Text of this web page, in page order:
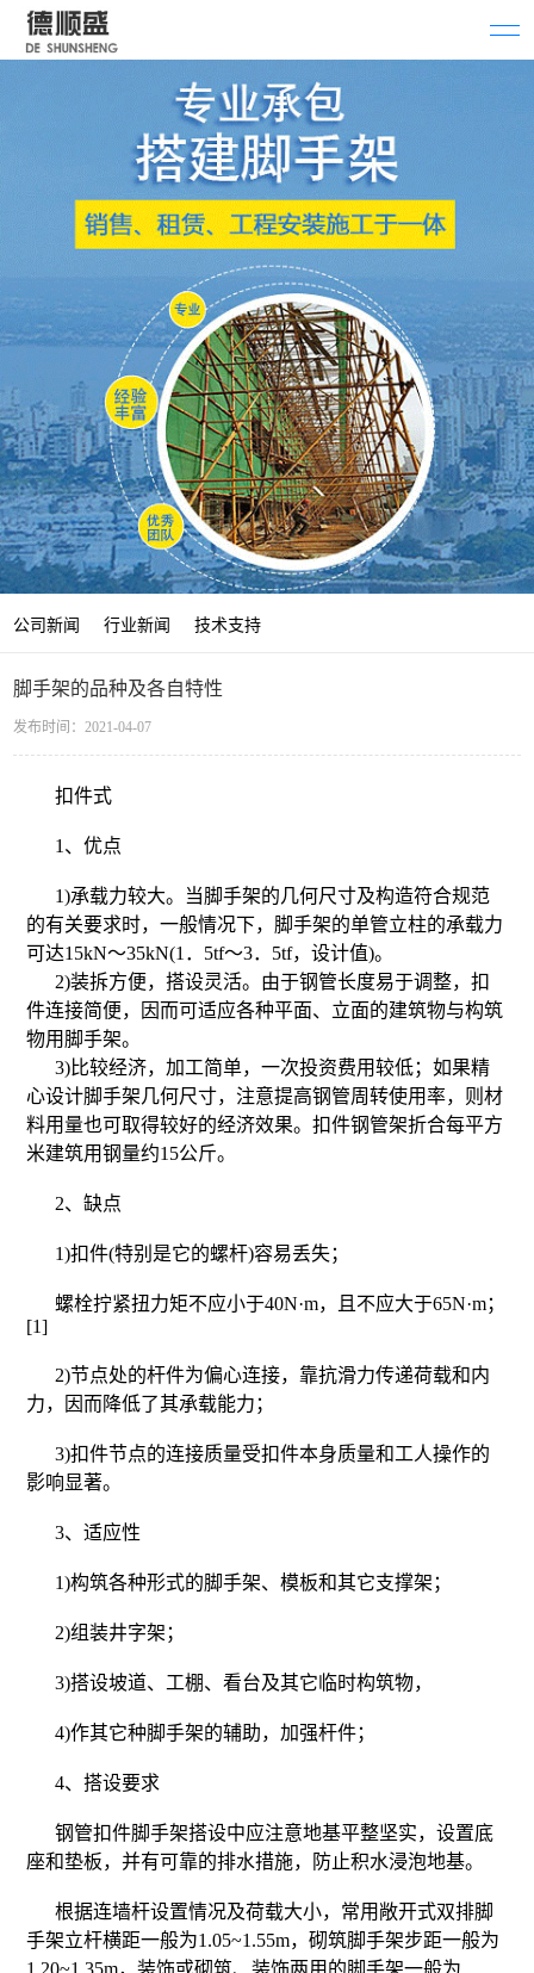
公司新闻 行业新闻 技术支持
脚手架的品种及各自特性
发布时间：2021-04-07
扣件式
1、优点
1)承载力较大。当脚手架的几何尺寸及构造符合规范
的有关要求时，一般情况下，脚手架的单管立柱的承载力
可达15kN～35kN(1．5tf～3．5tf，设计值)。
2)装拆方便，搭设灵活。由于钢管长度易于调整，扣
件连接简便，因而可适应各种平面、立面的建筑物与构筑
物用脚手架。
3)比较经济，加工简单，一次投资费用较低；如果精
心设计脚手架几何尺寸，注意提高钢管周转使用率，则材
料用量也可取得较好的经济效果。扣件钢管架折合每平方
米建筑用钢量约15公斤。
2、缺点
1)扣件(特别是它的螺杆)容易丢失；
螺栓拧紧扭力矩不应小于40N·m，且不应大于65N·m；
[1]
2)节点处的杆件为偏心连接，靠抗滑力传递荷载和内
力，因而降低了其承载能力；
3)扣件节点的连接质量受扣件本身质量和工人操作的
影响显著。
3、适应性
1)构筑各种形式的脚手架、模板和其它支撑架；
2)组装井字架；
3)搭设坡道、工棚、看台及其它临时构筑物，
4)作其它种脚手架的辅助，加强杆件；
4、搭设要求
钢管扣件脚手架搭设中应注意地基平整坚实，设置底
座和垫板，并有可靠的排水措施，防止积水浸泡地基。
根据连墙杆设置情况及荷载大小，常用敞开式双排脚
手架立杆横距一般为1.05~1.55m，砌筑脚手架步距一般为
1.20~1.35m，装饰或砌筑、装饰两用的脚手架一般为